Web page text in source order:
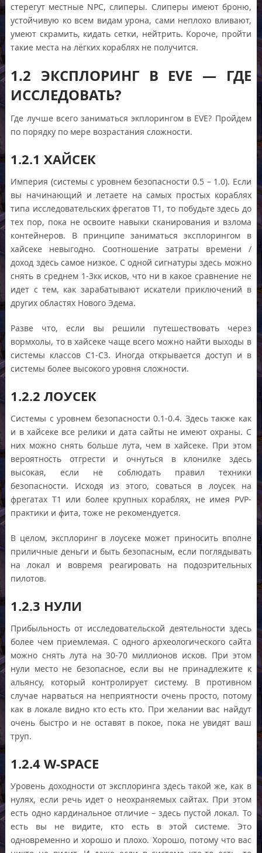
стерегут местные NPC, слиперы. Слиперы имеют броню,
устойчивую ко всем видам урона, сами неплохо вливают,
умеют скрамить, кидать сетки, нейтрить. Короче, пройти
такие места на лёгких кораблях не получится.
1.2 ЭКСПЛОРИНГ В EVE — ГДЕ
ИССЛЕДОВАТЬ?
Где лучше всего заниматься экплорингом в EVE? Пройдем
по порядку по мере возрастания сложности.
1.2.1 ХАЙСЕК
Империя (системы с уровнем безопасности 0.5 – 1.0). Если
вы начинающий и летаете на самых простых кораблях
типа исследовательских фрегатов Т1, то побудьте здесь до
тех пор, пока не освоите навыки сканирования и взлома
контейнеров. В принципе заниматься эксплорингом в
хайсеке невыгодно. Соотношение затраты времени /
доход здесь самое низкое. С одной сигнатуры здесь можно
снять в среднем 1-3кк исков, что ни в какое сравнение не
идет с тем, как зарабатывают искатели приключений в
других областях Нового Эдема.
Разве что, если вы решили путешествовать через
вормхолы, то в хайсеке чаще всего можно найти выходы в
системы классов С1-С3. Иногда открывается доступ и в
системы более высокого уровня сложности.
1.2.2 ЛОУСЕК
Системы с уровнем безопасности 0.1-0.4. Здесь также как
и в хайсеке все релики и дата сайты не имеют охраны. С
них можно снять больше лута, чем в хайсеке. При этом
вероятность отгрести и очнуться в клонилке здесь
высокая, если не соблюдать правил техники
безопасности. Исходя из этого, соваться в лоусек на
фрегатах Т1 или более крупных кораблях, не имея PVP-
практики и фита, тоже не рекомендуется.
В целом, эксплоринг в лоусеке может приносить вполне
приличные деньги и быть безопасным, если поглядывать
на локал и вовремя реагировать на подозрительных
пилотов.
1.2.3 НУЛИ
Прибыльность от исследовательской деятельности здесь
более чем приемлемая. С одного археологического сайта
можно снять лута на 30-70 миллионов исков. При этом
нули место не безопасное, если вы не принадлежите к
альянсу, который контролирует систему. В противном
случае нарваться на неприятности очень просто, потому
как в локале видно кто есть кто. При желании вас найдут
очень быстро и не оставят в покое, пока не увидят ваш
труп.
1.2.4 W-SPACE
Уровень доходности от эксплоринга здесь такой же, как в
нулях, если речь идет о неохраняемых сайтах. При этом
есть одно кардинальное отличие – здесь пустой локал. То
есть вы не видите, кто есть в этой системе. Это
одновременно и хорошо и плохо. Хорошо, потому что вас